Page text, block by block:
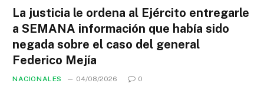
La justicia le ordena al Ejército entregarle
a SEMANA información que había sido
negada sobre el caso del general
Federico Mejía
NACIONALES 04/08/2026 0